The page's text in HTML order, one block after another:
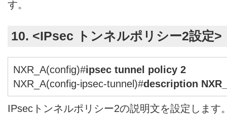
す。
10. <IPsec トンネルポリシー2設定>
NXR_A(config)#ipsec tunnel policy 2
NXR_A(config-ipsec-tunnel)#description
IPsecトンネルポリシー2の説明文を設定します